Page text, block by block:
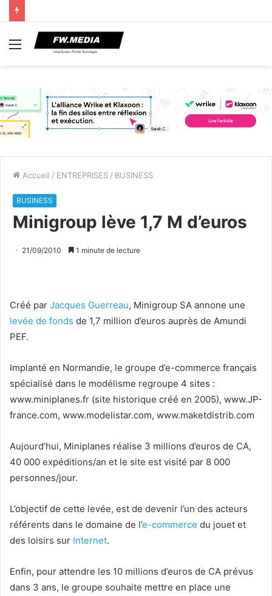
Menu
Accueil / ENTREPRISES / BUSINESS
BUSINESS
Minigroup lève 1,7 M d’euros
21/09/2010 1 minute de lecture
Créé par Jacques Guerreau, Minigroup SA annone une
levée de fonds de 1,7 million d’euros auprès de Amundi
PEF.
Implanté en Normandie, le groupe d’e-commerce français
spécialisé dans le modélisme regroupe 4 sites :
www.miniplanes.fr (site historique créé en 2005), www.JP-
france.com, www.modelistar.com, www.maketdistrib.com
Aujourd’hui, Miniplanes réalise 3 millions d’euros de CA,
40 000 expéditions/an et le site est visité par 8 000
personnes/jour.
L’objectif de cette levée, est de devenir l’un des acteurs
référents dans le domaine de l’e-commerce du jouet et
des loisirs sur Internet.
Enfin, pour attendre les 10 millions d’euros de CA prévus
dans 3 ans, le groupe souhaite mettre en place une